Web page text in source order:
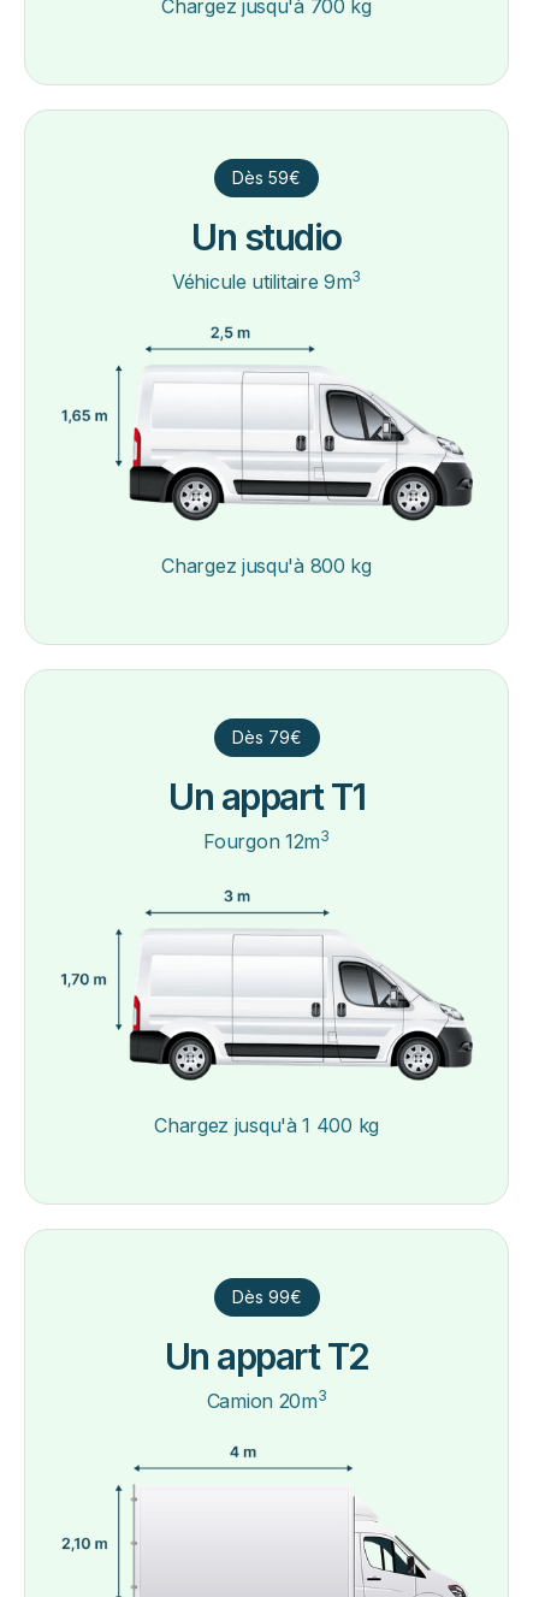
Chargez jusqu'à 700 kg
Dès 59€
Un studio
Véhicule utilitaire 9m3
Chargez jusqu'à 800 kg
Dès 79€
Un appart T1
Fourgon 12m3
Chargez jusqu'à 1 400 kg
Dès 99€
Un appart T2
Camion 20m3